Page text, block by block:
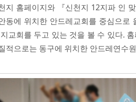
지 홈페이지와 『신천지 12지파 인
동에 위치한 안드레교회를 중심으로
교회를 두고 있는 것을 볼 수 있다.
적으로는 동구에 위치한 안드레연수